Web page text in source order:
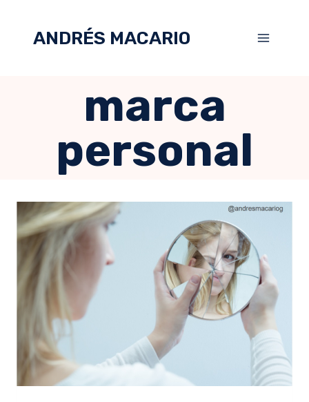
ANDRÉS MACARIO
marca
personal